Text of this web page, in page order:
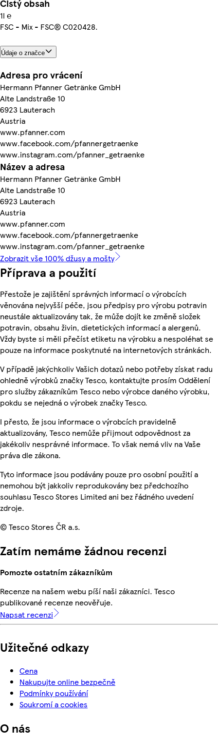
Čistý obsah
1l ℮
FSC - Mix - FSC® C020428.
Údaje o značce
Adresa pro vrácení
Hermann Pfanner Getränke GmbH
Alte Landstraße 10
6923 Lauterach
Austria
www.pfanner.com
www.facebook.com/pfannergetraenke
www.instagram.com/pfanner_getraenke
Název a adresa
Hermann Pfanner Getränke GmbH
Alte Landstraße 10
6923 Lauterach
Austria
www.pfanner.com
www.facebook.com/pfannergetraenke
www.instagram.com/pfanner_getraenke
Zobrazit vše 100% džusy a mošty
Příprava a použití
Přestože je zajištění správných informací o výrobcích
věnována nejvyšší péče, jsou předpisy pro výrobu potravin
neustále aktualizovány tak, že může dojít ke změně složek
potravin, obsahu živin, dietetických informací a alergenů.
Vždy byste si měli přečíst etiketu na výrobku a nespoléhat se
pouze na informace poskytnuté na internetových stránkách.
V případě jakýchkoliv Vašich dotazů nebo potřeby získat radu
ohledně výrobků značky Tesco, kontaktujte prosím Oddělení
pro služby zákazníkům Tesco nebo výrobce daného výrobku,
pokdu se nejedná o výrobek značky Tesco.
I přesto, že jsou informace o výrobcích pravidelně
aktualizovány, Tesco nemůže přijmout odpovědnost za
jakékoliv nesprávné informace. To však nemá vliv na Vaše
práva dle zákona.
Tyto informace jsou podávány pouze pro osobní použití a
nemohou být jakkoliv reprodukovány bez předchozího
souhlasu Tesco Stores Limited ani bez řádného uvedení
zdroje.
© Tesco Stores ČR a.s.
Zatím nemáme žádnou recenzi
Pomozte ostatním zákazníkům
Recenze na našem webu píší naši zákazníci. Tesco
publikované recenze neověřuje.
Napsat recenzi
Užitečné odkazy
Cena
Nakupujte online bezpečně
Podmínky používání
Soukromí a cookies
O nás